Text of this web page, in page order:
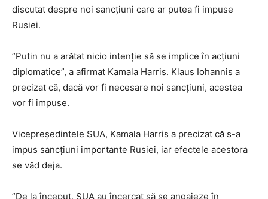
discutat despre noi sancţiuni care ar putea fi impuse
Rusiei.
”Putin nu a arătat nicio intenţie să se implice în acţiuni
diplomatice”, a afirmat Kamala Harris. Klaus Iohannis a
precizat că, dacă vor fi necesare noi sancţiuni, acestea
vor fi impuse.
Vicepreşedintele SUA, Kamala Harris a precizat că s-a
impus sancţiuni importante Rusiei, iar efectele acestora
se văd deja.
”De la început, SUA au încercat să se angajeze în